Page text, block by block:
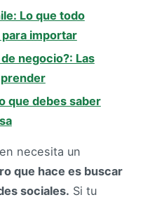
Lo que todo
importar
negocio?: Las
que debes saber
necesita un
que hace es buscar
sociales. Si tu